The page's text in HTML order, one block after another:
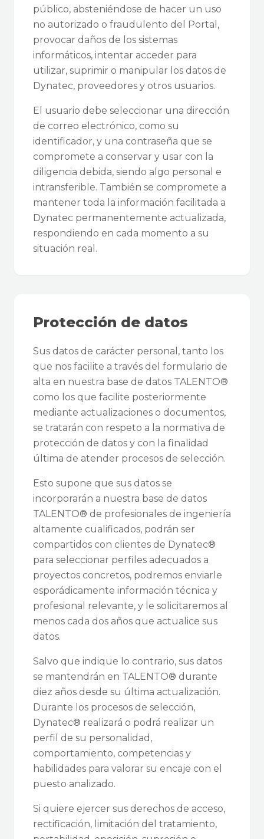
público, absteniéndose de hacer un uso
no autorizado o fraudulento del Portal,
provocar daños de los sistemas
informáticos, intentar acceder para
utilizar, suprimir o manipular los datos de
Dynatec, proveedores y otros usuarios.
El usuario debe seleccionar una dirección
de correo electrónico, como su
identificador, y una contraseña que se
compromete a conservar y usar con la
diligencia debida, siendo algo personal e
intransferible. También se compromete a
mantener toda la información facilitada a
Dynatec permanentemente actualizada,
respondiendo en cada momento a su
situación real.
Protección de datos
Sus datos de carácter personal, tanto los
que nos facilite a través del formulario de
alta en nuestra base de datos TALENTO®
como los que facilite posteriormente
mediante actualizaciones o documentos,
se tratarán con respeto a la normativa de
protección de datos y con la finalidad
última de atender procesos de selección.
Esto supone que sus datos se
incorporarán a nuestra base de datos
TALENTO® de profesionales de ingeniería
altamente cualificados, podrán ser
compartidos con clientes de Dynatec®
para seleccionar perfiles adecuados a
proyectos concretos, podremos enviarle
esporádicamente información técnica y
profesional relevante, y le solicitaremos al
menos cada dos años que actualice sus
datos.
Salvo que indique lo contrario, sus datos
se mantendrán en TALENTO® durante
diez años desde su última actualización.
Durante los procesos de selección,
Dynatec® realizará o podrá realizar un
perfil de su personalidad,
comportamiento, competencias y
habilidades para valorar su encaje con el
puesto analizado.
Si quiere ejercer sus derechos de acceso,
rectificación, limitación del tratamiento,